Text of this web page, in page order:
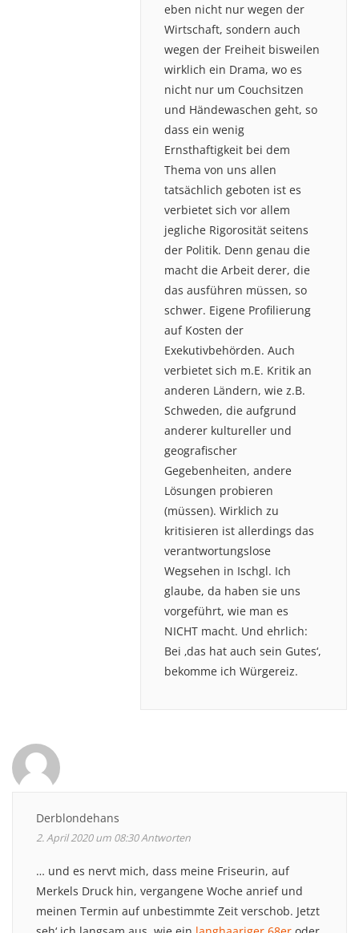
eben nicht nur wegen der
Wirtschaft, sondern auch
wegen der Freiheit bisweilen
wirklich ein Drama, wo es
nicht nur um Couchsitzen
und Händewaschen geht, so
dass ein wenig
Ernsthaftigkeit bei dem
Thema von uns allen
tatsächlich geboten ist es
verbietet sich vor allem
jegliche Rigorosität seitens
der Politik. Denn genau die
macht die Arbeit derer, die
das ausführen müssen, so
schwer. Eigene Profilierung
auf Kosten der
Exekutivbehörden. Auch
verbietet sich m.E. Kritik an
anderen Ländern, wie z.B.
Schweden, die aufgrund
anderer kultureller und
geografischer
Gegebenheiten, andere
Lösungen probieren
(müssen). Wirklich zu
kritisieren ist allerdings das
verantwortungslose
Wegsehen in Ischgl. Ich
glaube, da haben sie uns
vorgeführt, wie man es
NICHT macht. Und ehrlich:
Bei ‚das hat auch sein Gutes‘,
bekomme ich Würgereiz.
Derblondehans
2. April 2020 um 08:30Antworten
… und es nervt mich, dass meine Friseurin, auf
Merkels Druck hin, vergangene Woche anrief und
meinen Termin auf unbestimmte Zeit verschob. Jetzt